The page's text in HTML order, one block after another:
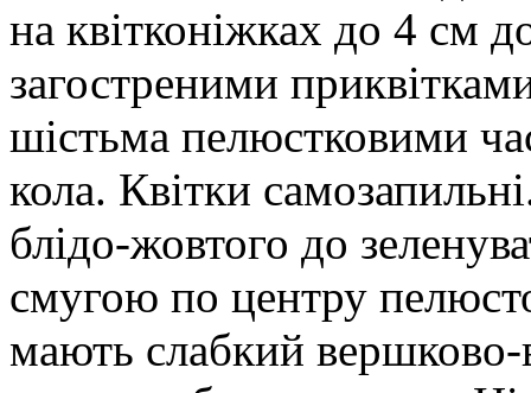
на квітконіжках до 4 см
загостреними
шістьма пелюстковими
кола. Квітки
блідо-жовтого до
смугою по центру
мають слабкий вершково-